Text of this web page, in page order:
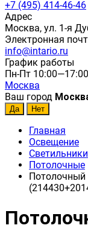
+7 (495) 414-46-46
Адрес
Москва, ул. 1-я
Электронная
info@intario.ru
График работы
Пн-Пт 10:00—17:00
Москва
Ваш город
Главная
Освещение
Светильники
Потолочные
Потолочный